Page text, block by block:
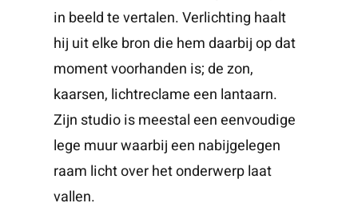
in beeld te vertalen. Verlichting haalt
hij uit elke bron die hem daarbij op dat
moment voorhanden is; de zon,
kaarsen, lichtreclame een lantaarn.
Zijn studio is meestal een eenvoudige
lege muur waarbij een nabijgelegen
raam licht over het onderwerp laat
vallen.